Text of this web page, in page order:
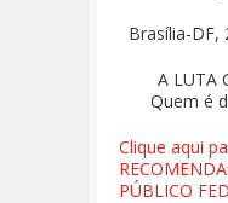
Brasília-DF,
A LUTA
Quem é
Clique aqui
PÚBLICO